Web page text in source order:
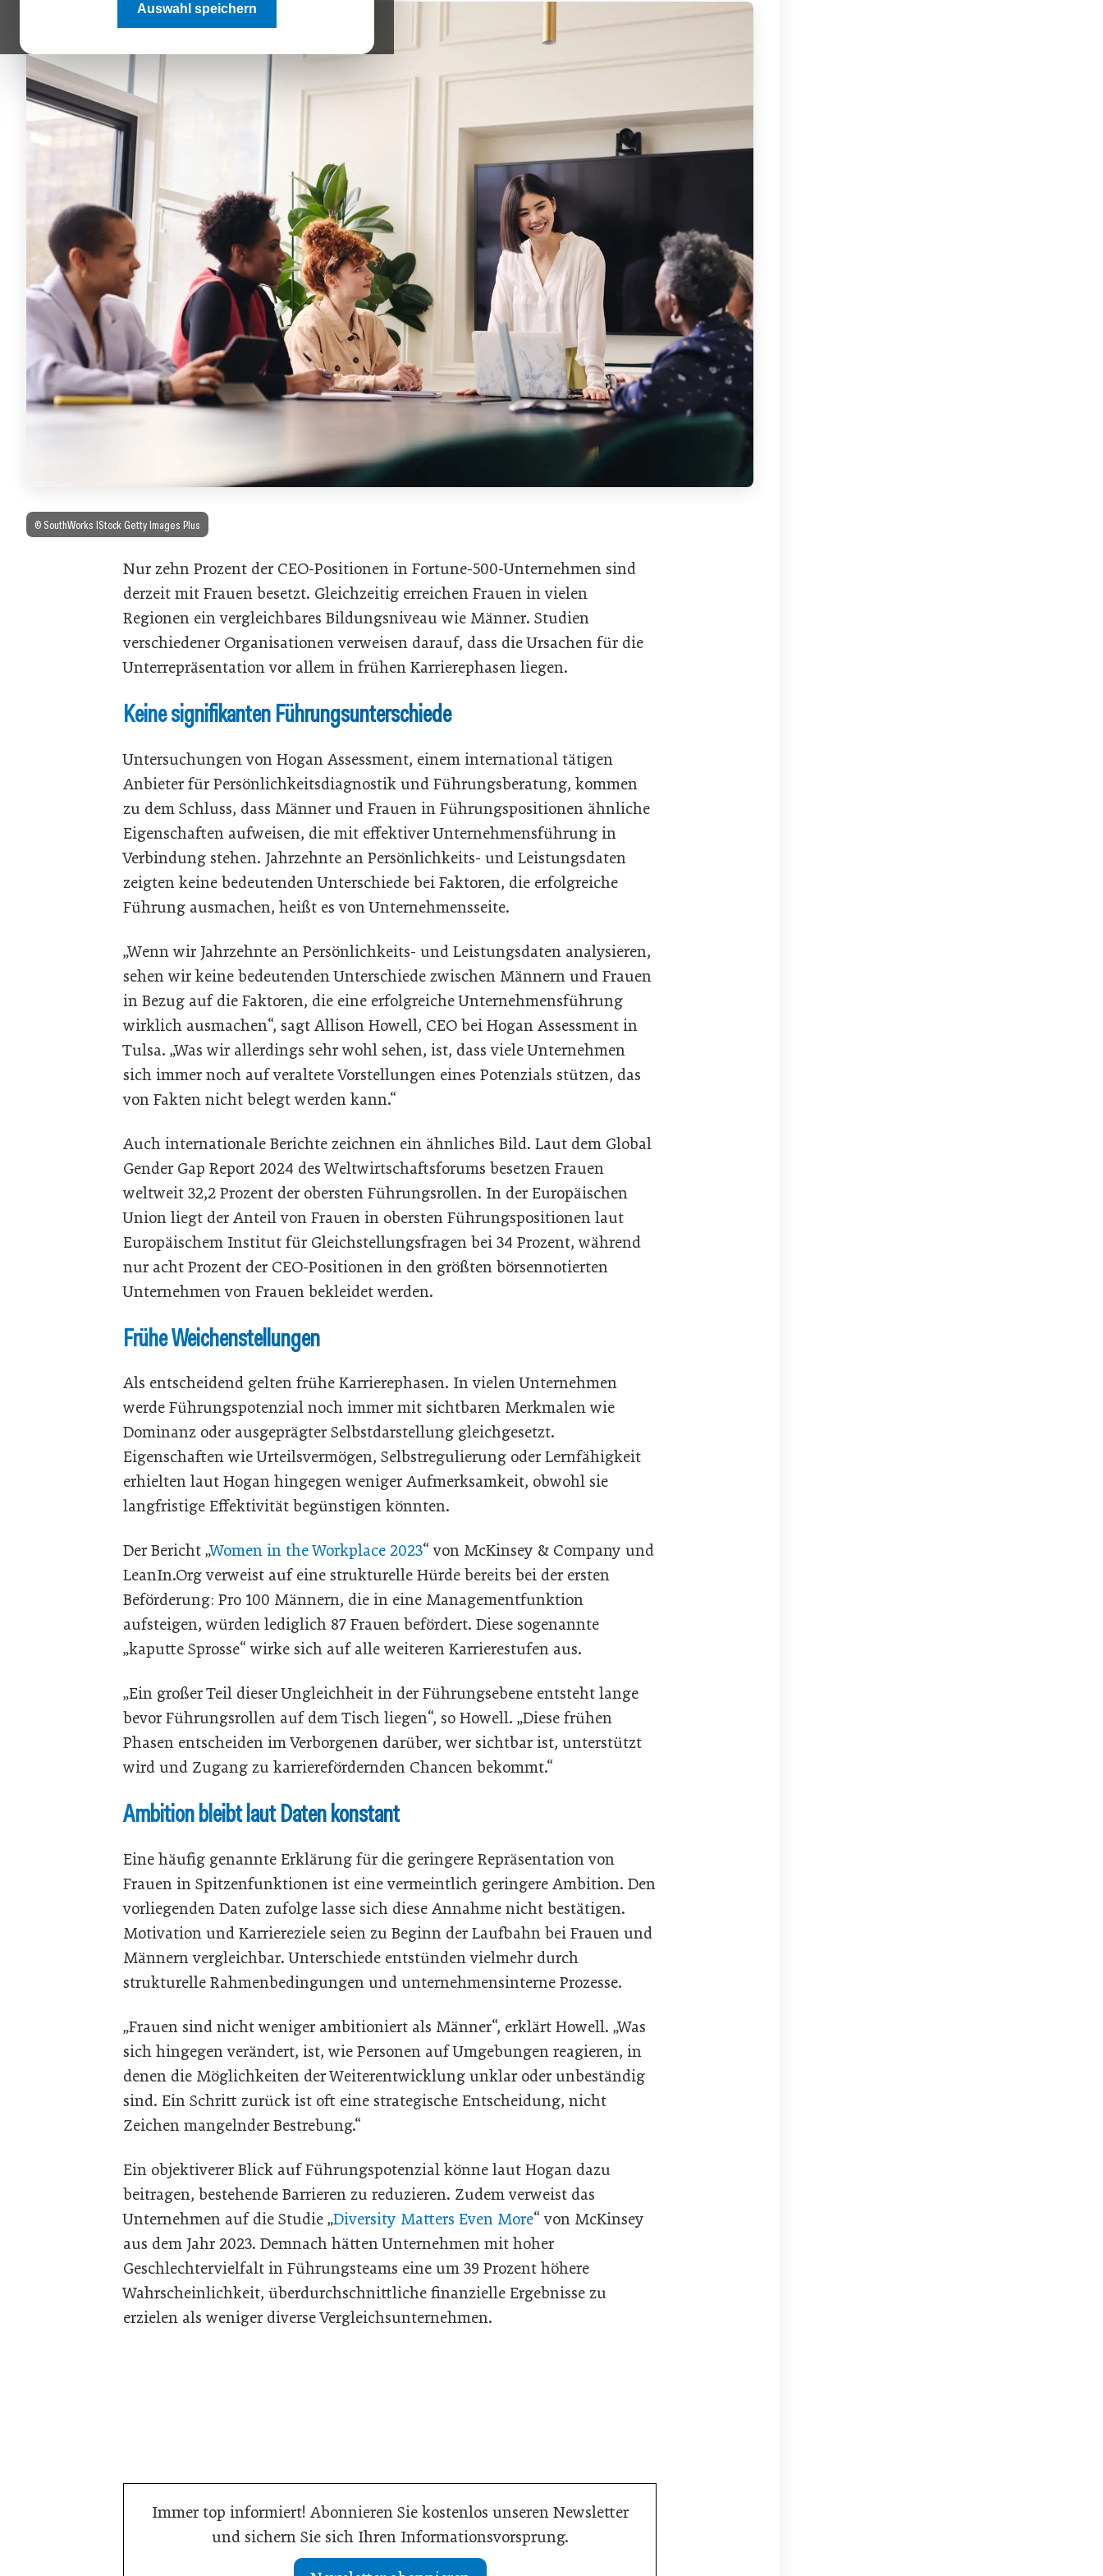
Auswahl speichern
© SouthWorks IStock Getty Images Plus
Nur zehn Prozent der CEO-Positionen in Fortune-500-Unternehmen sind
derzeit mit Frauen besetzt. Gleichzeitig erreichen Frauen in vielen
Regionen ein vergleichbares Bildungsniveau wie Männer. Studien
verschiedener Organisationen verweisen darauf, dass die Ursachen für die
Unterrepräsentation vor allem in frühen Karrierephasen liegen.
Keine signifikanten Führungsunterschiede
Untersuchungen von Hogan Assessment, einem international tätigen
Anbieter für Persönlichkeitsdiagnostik und Führungsberatung, kommen
zu dem Schluss, dass Männer und Frauen in Führungspositionen ähnliche
Eigenschaften aufweisen, die mit effektiver Unternehmensführung in
Verbindung stehen. Jahrzehnte an Persönlichkeits- und Leistungsdaten
zeigten keine bedeutenden Unterschiede bei Faktoren, die erfolgreiche
Führung ausmachen, heißt es von Unternehmensseite.
„Wenn wir Jahrzehnte an Persönlichkeits- und Leistungsdaten analysieren,
sehen wir keine bedeutenden Unterschiede zwischen Männern und Frauen
in Bezug auf die Faktoren, die eine erfolgreiche Unternehmensführung
wirklich ausmachen“, sagt Allison Howell, CEO bei Hogan Assessment in
Tulsa. „Was wir allerdings sehr wohl sehen, ist, dass viele Unternehmen
sich immer noch auf veraltete Vorstellungen eines Potenzials stützen, das
von Fakten nicht belegt werden kann.“
Auch internationale Berichte zeichnen ein ähnliches Bild. Laut dem Global
Gender Gap Report 2024 des Weltwirtschaftsforums besetzen Frauen
weltweit 32,2 Prozent der obersten Führungsrollen. In der Europäischen
Union liegt der Anteil von Frauen in obersten Führungspositionen laut
Europäischem Institut für Gleichstellungsfragen bei 34 Prozent, während
nur acht Prozent der CEO-Positionen in den größten börsennotierten
Unternehmen von Frauen bekleidet werden.
Frühe Weichenstellungen
Als entscheidend gelten frühe Karrierephasen. In vielen Unternehmen
werde Führungspotenzial noch immer mit sichtbaren Merkmalen wie
Dominanz oder ausgeprägter Selbstdarstellung gleichgesetzt.
Eigenschaften wie Urteilsvermögen, Selbstregulierung oder Lernfähigkeit
erhielten laut Hogan hingegen weniger Aufmerksamkeit, obwohl sie
langfristige Effektivität begünstigen könnten.
Der Bericht „Women in the Workplace 2023“ von McKinsey & Company und
LeanIn.Org verweist auf eine strukturelle Hürde bereits bei der ersten
Beförderung: Pro 100 Männern, die in eine Managementfunktion
aufsteigen, würden lediglich 87 Frauen befördert. Diese sogenannte
„kaputte Sprosse“ wirke sich auf alle weiteren Karrierestufen aus.
„Ein großer Teil dieser Ungleichheit in der Führungsebene entsteht lange
bevor Führungsrollen auf dem Tisch liegen“, so Howell. „Diese frühen
Phasen entscheiden im Verborgenen darüber, wer sichtbar ist, unterstützt
wird und Zugang zu karrierefördernden Chancen bekommt.“
Ambition bleibt laut Daten konstant
Eine häufig genannte Erklärung für die geringere Repräsentation von
Frauen in Spitzenfunktionen ist eine vermeintlich geringere Ambition. Den
vorliegenden Daten zufolge lasse sich diese Annahme nicht bestätigen.
Motivation und Karriereziele seien zu Beginn der Laufbahn bei Frauen und
Männern vergleichbar. Unterschiede entstünden vielmehr durch
strukturelle Rahmenbedingungen und unternehmensinterne Prozesse.
„Frauen sind nicht weniger ambitioniert als Männer“, erklärt Howell. „Was
sich hingegen verändert, ist, wie Personen auf Umgebungen reagieren, in
denen die Möglichkeiten der Weiterentwicklung unklar oder unbeständig
sind. Ein Schritt zurück ist oft eine strategische Entscheidung, nicht
Zeichen mangelnder Bestrebung.“
Ein objektiverer Blick auf Führungspotenzial könne laut Hogan dazu
beitragen, bestehende Barrieren zu reduzieren. Zudem verweist das
Unternehmen auf die Studie „Diversity Matters Even More“ von McKinsey
aus dem Jahr 2023. Demnach hätten Unternehmen mit hoher
Geschlechtervielfalt in Führungsteams eine um 39 Prozent höhere
Wahrscheinlichkeit, überdurchschnittliche finanzielle Ergebnisse zu
erzielen als weniger diverse Vergleichsunternehmen.
Immer top informiert! Abonnieren Sie kostenlos unseren Newsletter
und sichern Sie sich Ihren Informationsvorsprung.